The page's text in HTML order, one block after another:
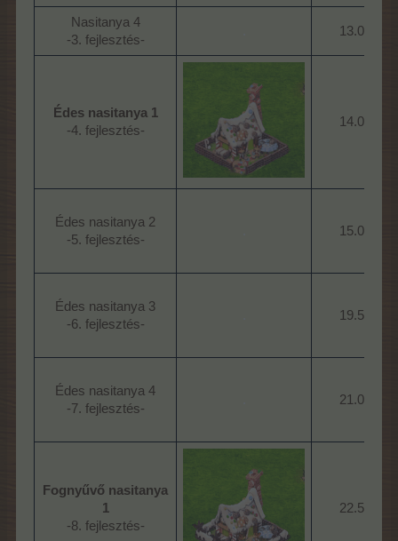
Nasitanya 4
-3. fejlesztés-​
13.000
Édes nasitanya 1
-4. fejlesztés-​
14.000
Édes nasitanya 2
-5. fejlesztés-​
15.000
Édes nasitanya 3
-6. fejlesztés-​
19.500
Édes nasitanya 4
-7. fejlesztés-​
21.000
Fognyűvő nasitanya
1
-8. fejlesztés-​
22.500